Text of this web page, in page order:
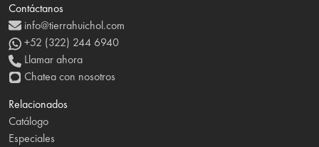
Contáctanos
info@tierrahuichol.com
+52 (322) 244 6940
Llamar ahora
Chatea con nosotros
Relacionados
Catálogo
Especiales